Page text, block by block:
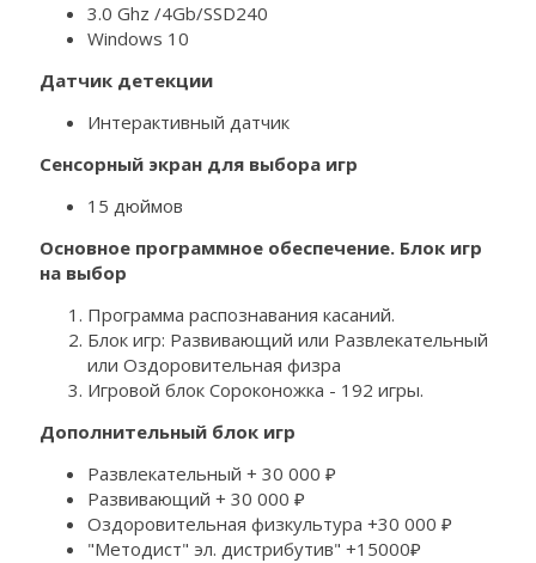
3.0 Ghz /4Gb/SSD240
Windows 10
Датчик детекции
Интерактивный датчик
Сенсорный экран для выбора игр
15 дюймов
Основное программное обеспечение. Блок игр
на выбор
Программа распознавания касаний.
Блок игр: Развивающий или Развлекательный
или Оздоровительная физра
Игровой блок Сороконожка - 192 игры.
Дополнительный блок игр
Развлекательный + 30 000 ₽
Развивающий + 30 000 ₽
Оздоровительная физкультура +30 000 ₽
"Методист" эл. дистрибутив" +15000₽